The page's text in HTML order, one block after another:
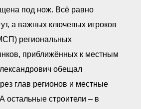
под нож. Всё равно
а важных ключевых игроков
региональных
приближённых к местным
обещал
глав регионов и местные
остальные строители – в